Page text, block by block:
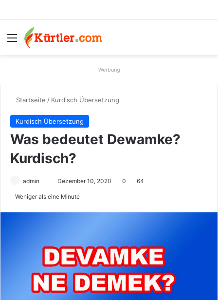
Menü
Werbung
Startseite / Kurdisch Übersetzung
Kurdisch Übersetzung
Was bedeutet Dewamke?
Kurdisch?
admin
n
s
e
Dezember 10, 2020 0 64
Weniger als eine Minute